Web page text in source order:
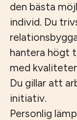
den bästa
individ. Du
hantera högt
med
Du gillar att
initiativ.
Personlig